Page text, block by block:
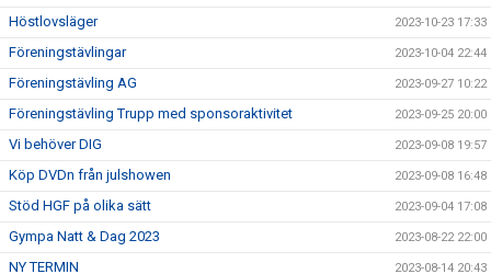
Höstlovsläger 2023-10-23 17:33
Föreningstävlingar 2023-10-04 22:44
Föreningstävling AG 2023-09-27 10:22
Föreningstävling Trupp med sponsoraktivitet 2023-09-25 20:00
Vi behöver DIG 2023-09-08 19:57
Köp DVDn från julshowen 2023-09-08 16:48
Stöd HGF på olika sätt 2023-09-04 17:08
Gympa Natt & Dag 2023 2023-08-22 22:00
NY TERMIN 2023-08-14 20:43